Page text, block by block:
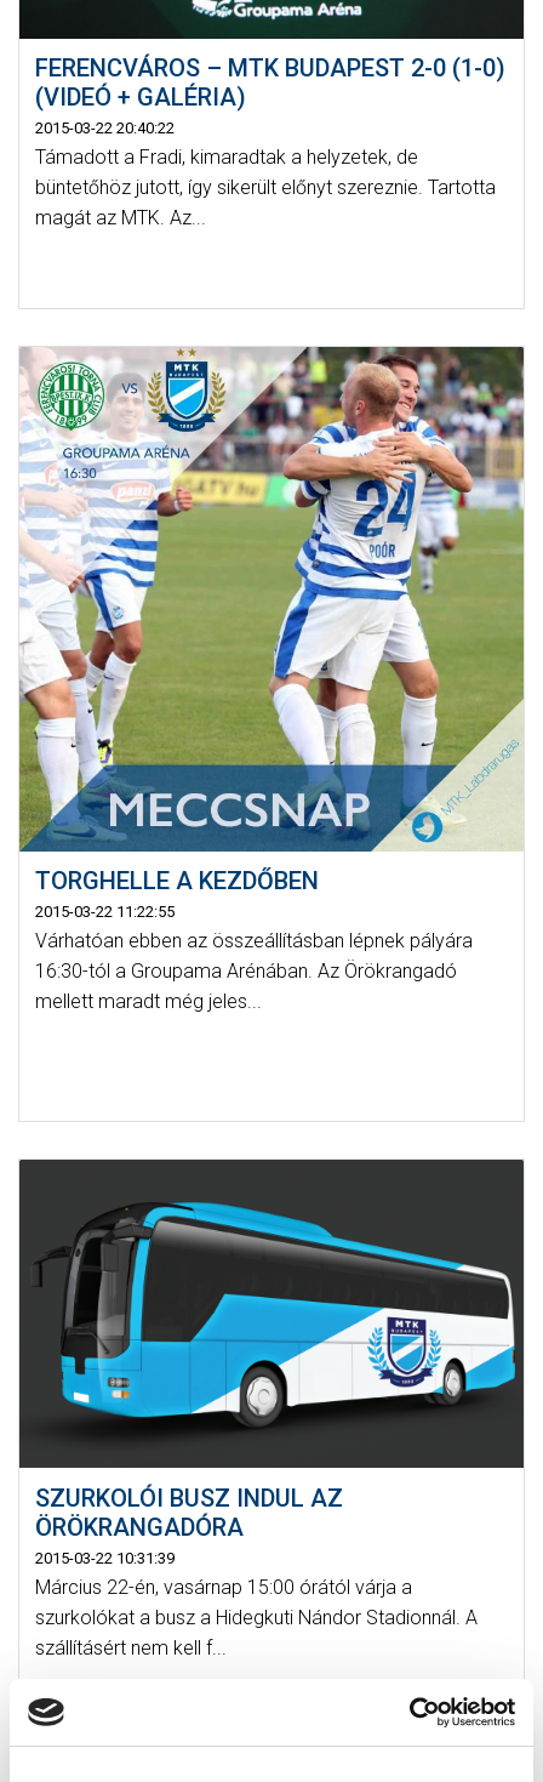
FERENCVÁROS – MTK BUDAPEST 2-0 (1-0)
(VIDEÓ + GALÉRIA)
2015-03-22 20:40:22
Támadott a Fradi, kimaradtak a helyzetek, de
büntetőhöz jutott, így sikerült előnyt szereznie. Tartotta
magát az MTK. Az...
TORGHELLE A KEZDŐBEN
2015-03-22 11:22:55
Várhatóan ebben az összeállításban lépnek pályára
16:30-tól a Groupama Arénában. Az Örökrangadó
mellett maradt még jeles...
SZURKOLÓI BUSZ INDUL AZ
ÖRÖKRANGADÓRA
2015-03-22 10:31:39
Március 22-én, vasárnap 15:00 órától várja a
szurkolókat a busz a Hidegkuti Nándor Stadionnál. A
szállításért nem kell f...